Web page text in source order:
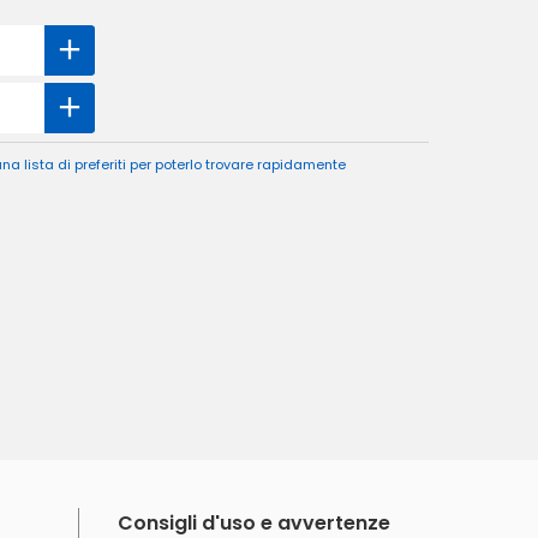
lista di preferiti per poterlo trovare rapidamente
Consigli d'uso e avvertenze